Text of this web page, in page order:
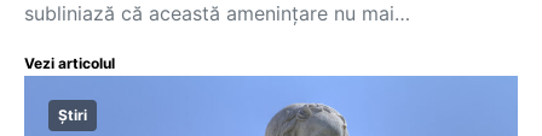
subliniază că această amenințare nu mai…
Vezi articolul
Știri